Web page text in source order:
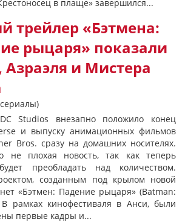
в плаще» завершился...
трейлер «Бэтмена:
рыцаря» показали
Азраэля и Мистера
Studios внезапно положило конец
и выпуску анимационных фильмов
Bros. сразу на домашних носителях.
не плохая новость, так как теперь
преобладать над количеством.
созданным под крылом новой
«Бэтмен: Падение рыцаря» (Batman:
рамках кинофестиваля в Анси, были
первые кадры и...